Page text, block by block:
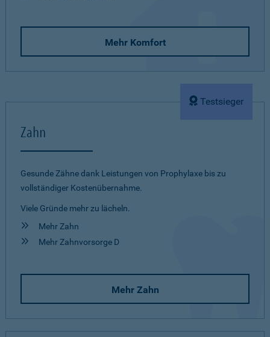
Mehr Komfort
Testsieger
Zahn
Gesunde Zähne dank Leistungen von Prophylaxe bis zu
vollständiger Kostenübernahme.
Viele Gründe mehr zu lächeln.
Mehr Zahn
Mehr Zahnvorsorge D
Mehr Zahn